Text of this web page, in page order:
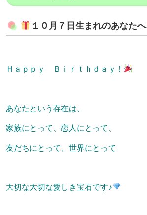
１０月７日生まれのあなたへ
Ｈａｐｐｙ Ｂｉｒｔｈｄａｙ！
あなたという存在は、
家族にとって、恋人にとって、
友だちにとって、世界にとって
大切な大切な愛しき宝石です♪